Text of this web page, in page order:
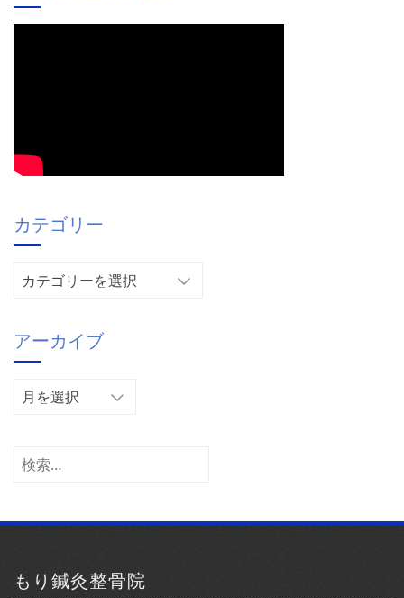
カテゴリー
リ
ー
アーカイブ
ア
イ
検
もり鍼灸整骨院